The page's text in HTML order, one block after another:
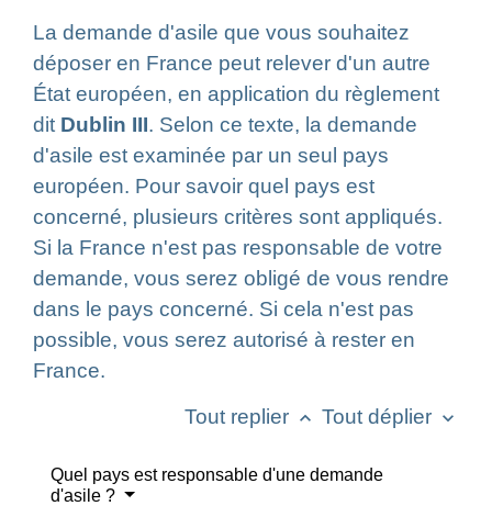
La demande d'asile que vous souhaitez
déposer en France peut relever d'un autre
État européen, en application du règlement
dit Dublin III. Selon ce texte, la demande
d'asile est examinée par un seul pays
européen. Pour savoir quel pays est
concerné, plusieurs critères sont appliqués.
Si la France n'est pas responsable de votre
demande, vous serez obligé de vous rendre
dans le pays concerné. Si cela n'est pas
possible, vous serez autorisé à rester en
France.
Tout replier keyboard_arrow_up Tout déplier keyboard_arrow_down
Quel pays est responsable d'une demande
d'asile ?